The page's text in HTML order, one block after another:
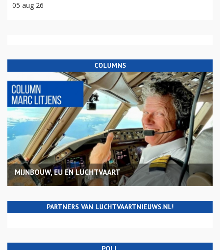
05 aug 26
COLUMNS
MIJNBOUW, EU EN LUCHTVAART
PARTNERS VAN LUCHTVAARTNIEUWS.NL!